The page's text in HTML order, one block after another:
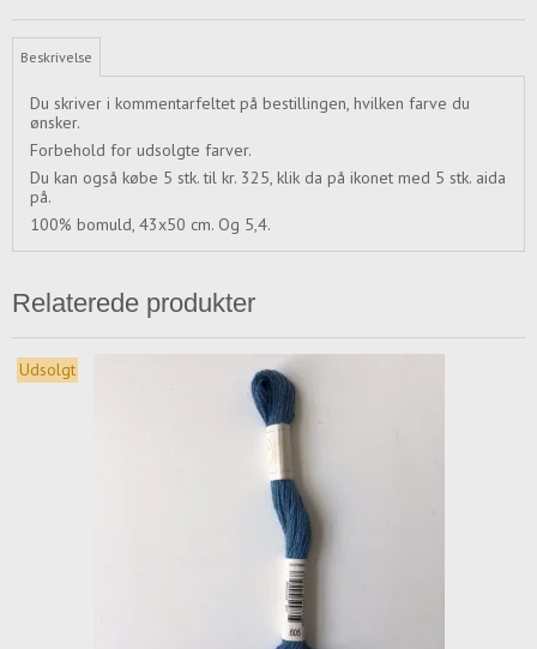
Beskrivelse
Du skriver i kommentarfeltet på bestillingen, hvilken farve du
ønsker.
Forbehold for udsolgte farver.
Du kan også købe 5 stk. til kr. 325, klik da på ikonet med 5 stk. aida
på.
100% bomuld, 43x50 cm. Og 5,4.
Relaterede produkter
Udsolgt